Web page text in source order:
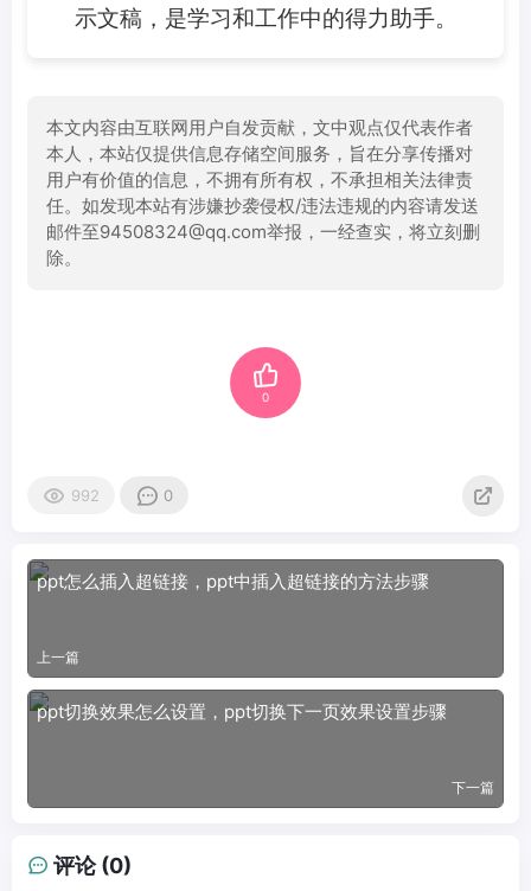
示文稿，是学习和工作中的得力助手。
本文内容由互联网用户自发贡献，文中观点仅代表作者
本人，本站仅提供信息存储空间服务，旨在分享传播对
用户有价值的信息，不拥有所有权，不承担相关法律责
任。如发现本站有涉嫌抄袭侵权/违法违规的内容请发送
邮件至94508324@qq.com举报，一经查实，将立刻删
除。
0
992 0
ppt怎么插入超链接，ppt中插入超链接的方法步骤
上一篇
ppt切换效果怎么设置，ppt切换下一页效果设置步骤
下一篇
评论 (0)